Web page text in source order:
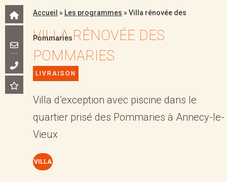
Accueil » Les programmes »Villa rénovée des
Pommaries
VILLA RÉNOVÉE DES
POMMARIES
LIVRAISON
Villa d’exception avec piscine dans le
quartier prisé des Pommaries à Annecy-le-
Vieux
VILLA